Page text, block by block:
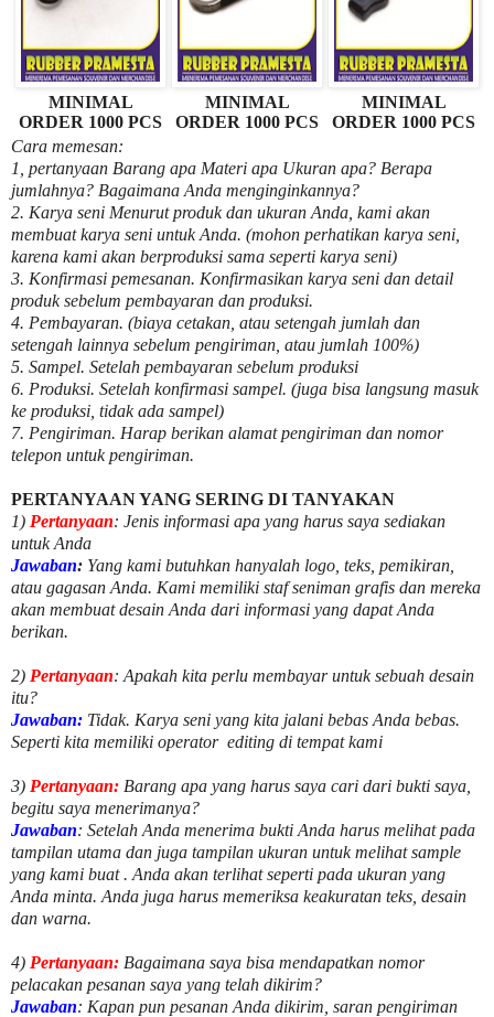
MINIMAL
ORDER 1000 PCS
MINIMAL
ORDER 1000 PCS
MINIMAL
ORDER 1000 PCS
Cara memesan:
1, pertanyaan Barang apa Materi apa Ukuran apa? Berapa
jumlahnya? Bagaimana Anda menginginkannya?
2. Karya seni Menurut produk dan ukuran Anda, kami akan
membuat karya seni untuk Anda. (mohon perhatikan karya seni,
karena kami akan berproduksi sama seperti karya seni)
3. Konfirmasi pemesanan. Konfirmasikan karya seni dan detail
produk sebelum pembayaran dan produksi.
4. Pembayaran. (biaya cetakan, atau setengah jumlah dan
setengah lainnya sebelum pengiriman, atau jumlah 100%)
5. Sampel. Setelah pembayaran sebelum produksi
6. Produksi. Setelah konfirmasi sampel. (juga bisa langsung masuk
ke produksi, tidak ada sampel)
7. Pengiriman. Harap berikan alamat pengiriman dan nomor
telepon untuk pengiriman.
PERTANYAAN YANG SERING DI TANYAKAN
1) Pertanyaan: Jenis informasi apa yang harus saya sediakan
untuk Anda
Jawaban: Yang kami butuhkan hanyalah logo, teks, pemikiran,
atau gagasan Anda. Kami memiliki staf seniman grafis dan mereka
akan membuat desain Anda dari informasi yang dapat Anda
berikan.
2) Pertanyaan: Apakah kita perlu membayar untuksebuah desain
itu?
Jawaban: Tidak. Karya seni yang kita jalani bebas Anda bebas.
Seperti kita memiliki operator editing di tempat kami
3) Pertanyaan: Barang apa yang harus saya cari dari bukti saya,
begitu saya menerimanya?
Jawaban: Setelah Anda menerima bukti Anda harus melihat pada
tampilan utama dan juga tampilan ukuran untuk melihatsample
yang kami buat . Anda akan terlihat seperti pada ukuran yang
Anda minta. Anda juga harus memeriksa keakuratan teks, desain
dan warna.
4) Pertanyaan: Bagaimana saya bisa mendapatkan nomor
pelacakan pesanan saya yang telah dikirim?
Jawaban: Kapan pun pesanan Anda dikirim, saran pengiriman